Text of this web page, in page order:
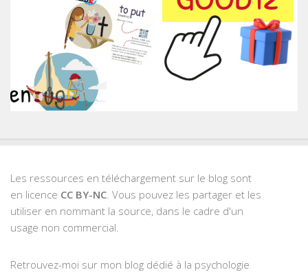
Les ressources en téléchargement sur le blog sont
en licence CC BY-NC . Vous pouvez les partager et les
utiliser en nommant la source, dans le cadre d'un
usage non commercial.
Retrouvez-moi sur mon blog dédié à la psychologie